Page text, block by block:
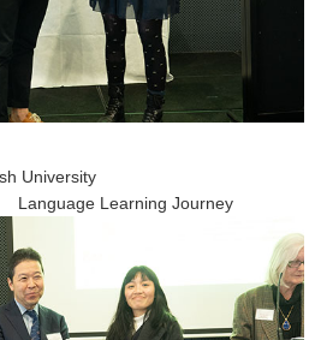
University
Language Learning Journey